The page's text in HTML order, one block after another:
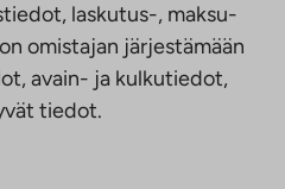
laskutus-, maksu-
omistajan järjestämään
avain- ja kulkutiedot,
tiedot.